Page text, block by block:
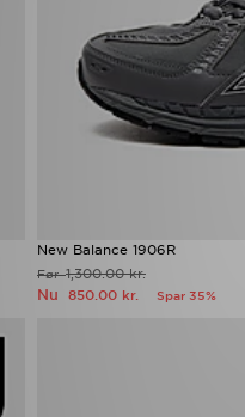
New Balance 1906R
Før1,300.00 kr.
Nu 850.00 kr. Spar 35%